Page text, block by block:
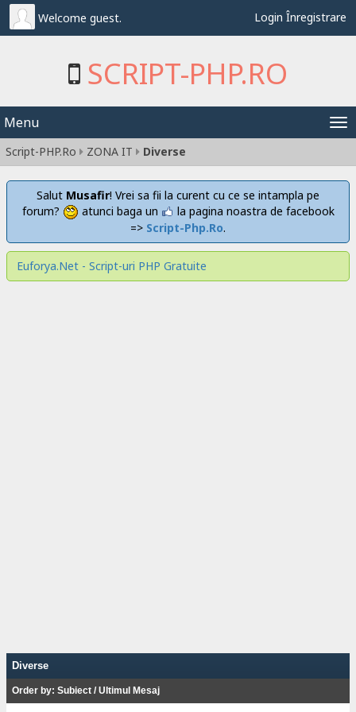
Welcome guest. Login Înregistrare
SCRIPT-PHP.RO
Menu
Script-PHP.Ro ZONA IT Diverse
Salut Musafir! Vrei sa fii la curent cu ce se intampla pe
forum?
atunci baga un
la pagina noastra de facebook
=> Script-Php.Ro.
Euforya.Net - Script-uri PHP Gratuite
Diverse
Order by: Subiect / Ultimul Mesaj